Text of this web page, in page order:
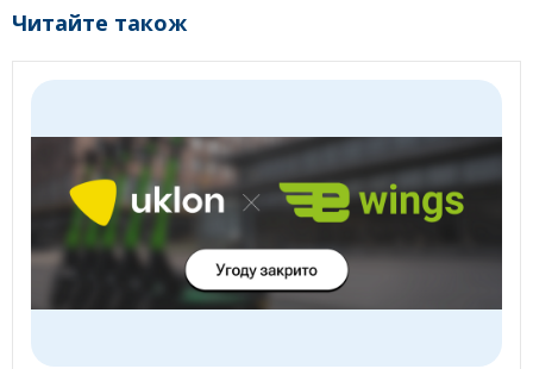
Читайте також